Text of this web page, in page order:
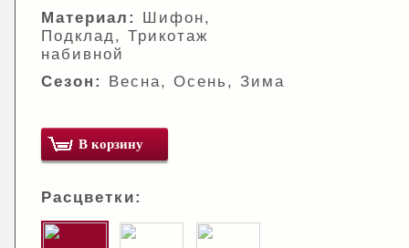
Материал:
Шифон,
Подклад, Трикотаж
набивной
Сезон:
Весна, Осень, Зима
В корзину
Расцветки: